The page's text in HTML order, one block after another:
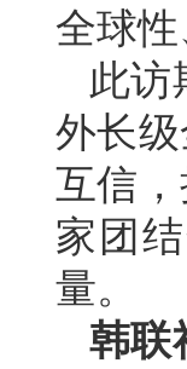
全球
此访
外长
互信
家团
量。
韩联